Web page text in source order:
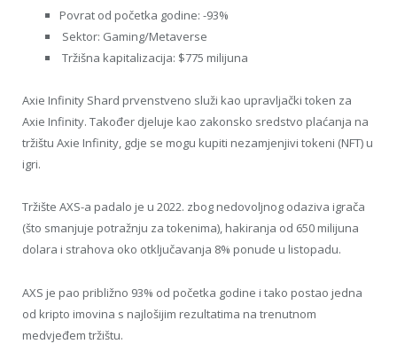
Povrat od početka godine: -93%
Sektor: Gaming/Metaverse
Tržišna kapitalizacija: $775 milijuna
Axie Infinity Shard prvenstveno služi kao upravljački token za
Axie Infinity. Također djeluje kao zakonsko sredstvo plaćanja na
tržištu Axie Infinity, gdje se mogu kupiti nezamjenjivi tokeni (NFT) u
igri.
Tržište AXS-a padalo je u 2022. zbog nedovoljnog odaziva igrača
(što smanjuje potražnju za tokenima), hakiranja od 650 milijuna
dolara i strahova oko otključavanja 8% ponude u listopadu.
AXS je pao približno 93% od početka godine i tako postao jedna
od kripto imovina s najlošijim rezultatima na trenutnom
medvjeđem tržištu.